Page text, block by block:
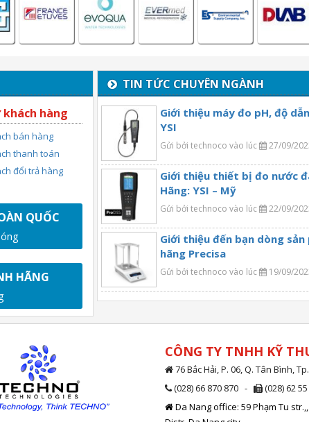
hàng
bán hàng
thanh toán
đổi trả hàng
QUỐC
HÃNG
TIN TỨC CHUYÊN NGÀNH
Giới thiệu máy đo pH, độ
YSI
Gửi bởi technoco vào lúc 27/09/
Giới thiệu thiết bị đo nước
Hãng: YSI – Mỹ
Gửi bởi technoco vào lúc 22/09/
Giới thiệu đến bạn dòng sản
hãng Precisa
Gửi bởi technoco vào lúc 19/09/
CÔNG TY TNHH KỸ
76 Bắc Hải, P. 06, Q. Tân Bình,
(028) 66 870 870 -
(028) 62
Da Nang office: 59 Phạm Tu